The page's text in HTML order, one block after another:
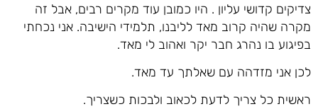
צדיקים קדושי עליון . היו כמובן עוד מקרים רבים, אבל זה
מקרה שהיה קרוב מאד לליבנו, תלמידי הישיבה. אני נכחתי
בפיגוע בו נהרג חבר יקר ואהוב לי מאד.
לכן אני מזדהה עם שאלתך עד מאד.
ראשית כל צריך לדעת לכאוב ולבכות כשצריך.